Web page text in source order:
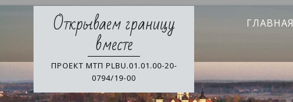
Skip
Открываем границу
вместе
ПРОЕКТ МТП PLBU.01.01.00-20-
0794/19-00
ГЛАВНАЯ